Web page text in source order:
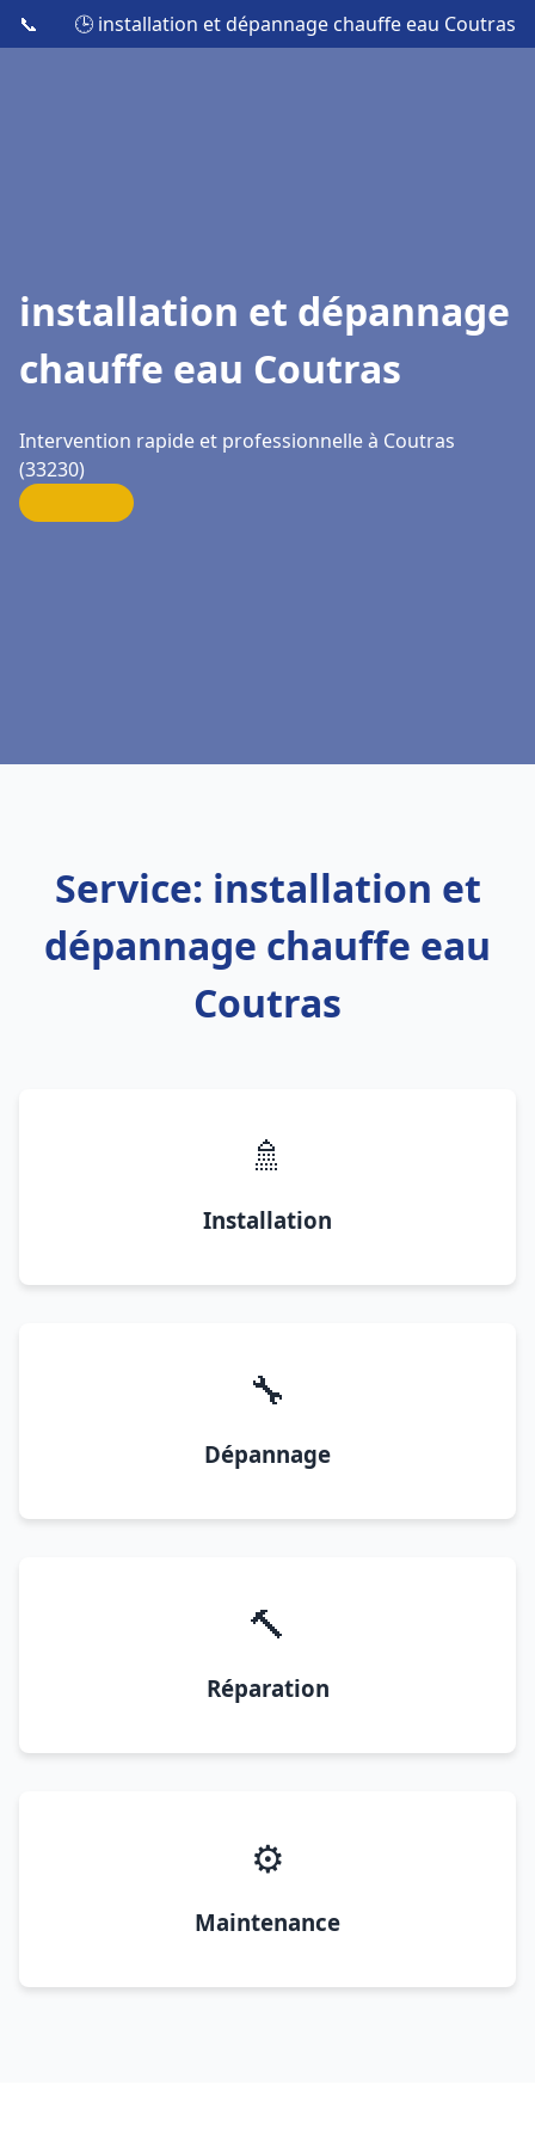
📞 🕒 installation et dépannage chauffe eau Coutras
installation et dépannage
chauffe eau Coutras
Intervention rapide et professionnelle à Coutras
(33230)
Service: installation et
dépannage chauffe eau
Coutras
🚿
Installation
🔧
Dépannage
🔨
Réparation
⚙️
Maintenance